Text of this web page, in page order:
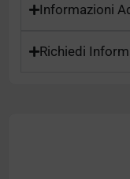
Informazioni
Richiedi